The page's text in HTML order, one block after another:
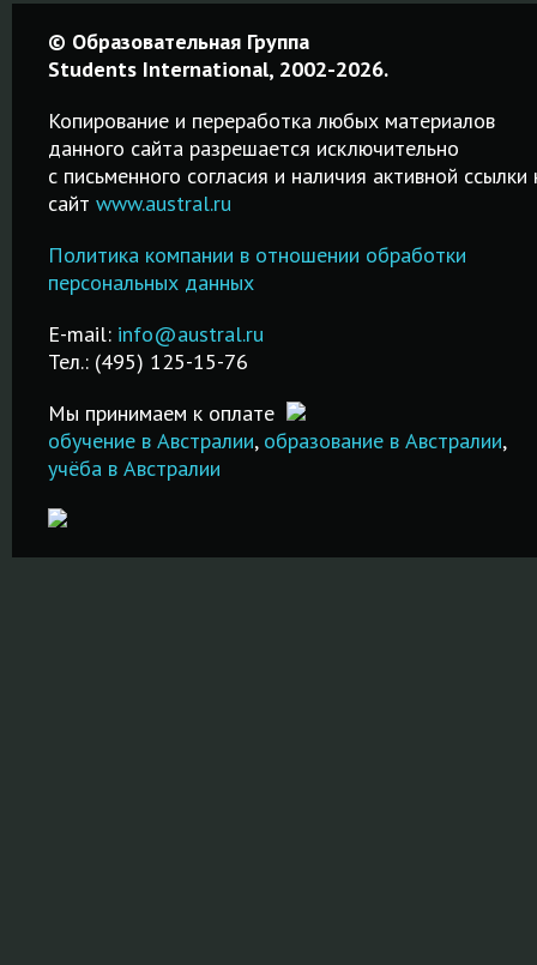
Подготовка
к IELTS в
Москве
Качественные
курсы от 2-х
дней до 2-х
месяцев!
Подготовка к
IELTS в Москве.
Недорого и
качественно!
ПОДРОБНЕЕ
Сдай в
СВОЁМ
городе!
Простая
процедура
IELTS! Удобный
поиск города и
экзамена!
Среднее,
© Образовательная Группа
Students International, 2002-2026.
Копирование и переработка любых материалов
данного сайта разрешается исключительно
c письменного согласия и наличия активной ссылки
сайт www.austral.ru
Политика компании в отношении обработки
персональных данных
E-mail: info@austral.ru
Тел.: (495) 125-15-76
Мы принимаем к оплате
обучение в Австралии, образование в Австралии,
учёба в Австралии